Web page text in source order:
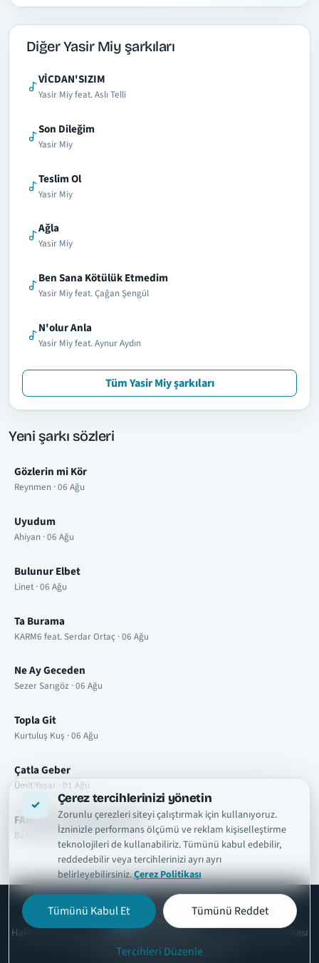
Çerez tercihlerinizi yönetin
Zorunlu çerezleri siteyi çalıştırmak için kullanıyoruz.
İzninizle performans ölçümü ve reklam kişiselleştirme
teknolojileri de kullanabiliriz. Tümünü kabul edebilir,
reddedebilir veya tercihlerinizi ayrı ayrı
belirleyebilirsiniz.Çerez Politikası
Tümünü Kabul Et Tümünü Reddet
Tercihleri Düzenle
Diğer Yasir Miy şarkıları
VİCDAN'SIZIM
Yasir Miy feat. Aslı Telli
Son Dileğim
Yasir Miy
Teslim Ol
Yasir Miy
Ağla
Yasir Miy
Ben Sana Kötülük Etmedim
Yasir Miy feat. Çağan Şengül
N'olur Anla
Yasir Miy feat. Aynur Aydın
Tüm Yasir Miy şarkıları
Yeni şarkı sözleri
Gözlerin mi Kör
Reynmen · 06 Ağu
Uyudum
Ahiyan · 06 Ağu
Bulunur Elbet
Linet · 06 Ağu
Ta Burama
KARM6 feat. Serdar Ortaç · 06 Ağu
Ne Ay Geceden
Sezer Sarıgöz · 06 Ağu
Topla Git
Kurtuluş Kuş · 06 Ağu
Çatla Geber
Ümit Yaşar · 01 Ağu
FANIM OLURSAN KARIŞMAM
Batuhan Aslan · 01 Ağu
şarkısözleritr
HakkımızdaTelif ve İçerik Kaldırma Kullanım ŞartlarıGizlilik Politikası
Çerez PolitikasıİletişimÇerez Ayarları